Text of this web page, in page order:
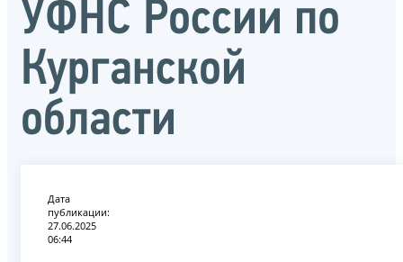
УФНС России по
Курганской
области
Дата
публикации:
27.06.2025
06:44